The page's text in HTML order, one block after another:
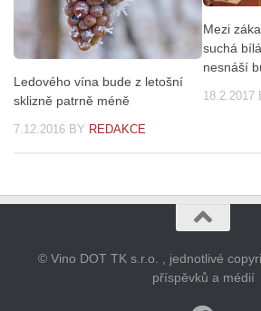
Ledového vína bude z letošní
sklizně patrně méně
7.12.2016 BY REDAKCE
Mezi
suchá
nesnáší
18.2.2017
© Vino DOT TK s.r.o. , jednotlivé
příspěvků a médií